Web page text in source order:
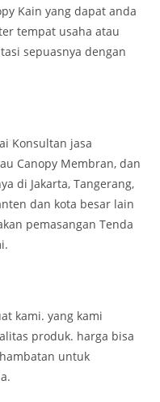
Kain yang dapat anda
tempat usaha atau
sepuasnya dengan
Konsultan jasa
Canopy Membran, dan
di Jakarta, Tangerang,
dan kota besar lain
pemasangan Tenda
kami. yang kami
produk. harga bisa
untuk